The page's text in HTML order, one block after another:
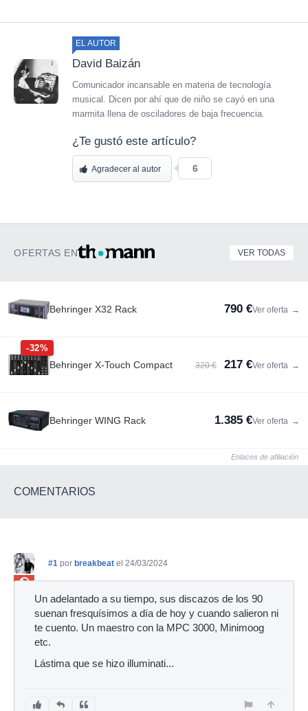
EL AUTOR
David Baizán
Comunicador incansable en materia de tecnología
musical. Dicen por ahí que de niño se cayó en una
marmita llena de osciladores de baja frecuencia.
¿Te gustó este artículo?
Agradecer al autor 6
OFERTAS EN VER TODAS
Behringer X32 Rack 790 €Ver oferta →
-32%
Behringer X-Touch Compact 320 € 217 €Ver oferta →
Behringer WING Rack 1.385 €Ver oferta →
Enlaces de afiliación
COMENTARIOS
#1 por breakbeat el 24/03/2024
Un adelantado a su tiempo, sus discazos de los 90
suenan fresquísimos a día de hoy y cuando salieron ni
te cuento. Un maestro con la MPC 3000, Minimoog
etc.
Lástima que se hizo illuminati...